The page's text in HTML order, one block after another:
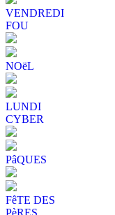
VENDREDI
FOU
NOëL
LUNDI
CYBER
PâQUES
FêTE DES
PèRES